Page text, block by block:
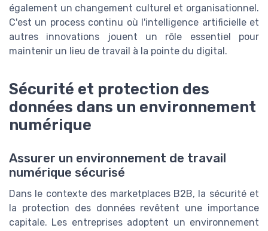
également un changement culturel et organisationnel.
C'est un process continu où l'intelligence artificielle et
autres innovations jouent un rôle essentiel pour
maintenir un lieu de travail à la pointe du digital.
Sécurité et protection des
données dans un environnement
numérique
Assurer un environnement de travail
numérique sécurisé
Dans le contexte des marketplaces B2B, la sécurité et
la protection des données revêtent une importance
capitale. Les entreprises adoptent un environnement